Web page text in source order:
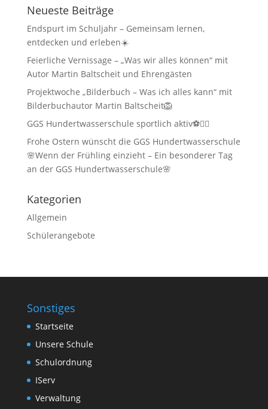
Neueste Beiträge
Endspurt im Schuljahr – Gemeinsam lernen,
entdecken und erleben☀️
Feierliche Vernissage – „Was wir alles können“ mit
Autor Martin Baltscheit und Ehrengästen
Projektwoche „Bilderbuch – Was ich alles kann“ mit
Bilderbuchautor Martin Baltscheit🦁
GGS Hundertwasserschule sportlich aktiv⚽🏃‍♂️
Frohe Ostern wünscht die GGS Hundertwasserschule
🌸Wenn der Frühling einzieht – Ein besonderer Tag
an der GGS Hundertwasserschule🌸
Kategorien
Allgemein
Schülerangebote
Sonstiges
Startseite
Unsere Schule
Schulordnung
IServ
Verwaltung